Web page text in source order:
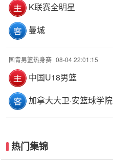
K联赛全明星
曼城
国青男篮热身赛 08-04 22:01:15
中国U18男篮
加拿大大卫·安篮球学院
热门集锦